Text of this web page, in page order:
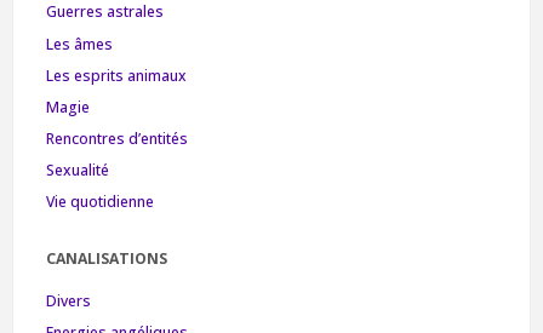
Guerres astrales
Les âmes
Les esprits animaux
Magie
Rencontres d’entités
Sexualité
Vie quotidienne
CANALISATIONS
Divers